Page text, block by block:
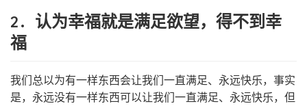
2. 认为幸福就是满足欲望，得不到幸
福
我们总以为有一样东西会让我们一直满足、永远快乐，事实
是，永远没有一样东西可以让我们一直满足、永远快乐，但